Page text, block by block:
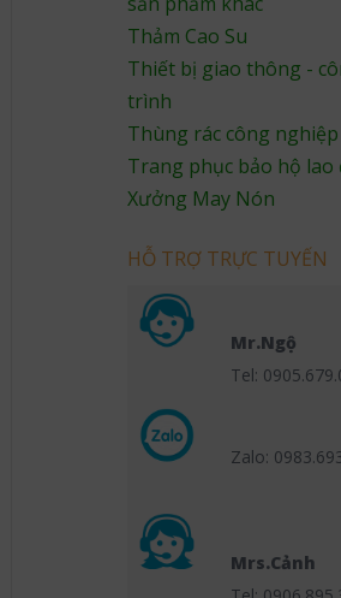
Thảm Cao Su
Thiết bị giao thông -
trình
Thùng rác công nghiệp
Trang phục bảo hộ lao
Xưởng May Nón
HỖ TRỢ TRỰC TUYẾN
Mr.Ngộ
Tel:
Zalo:
Mrs.Cảnh